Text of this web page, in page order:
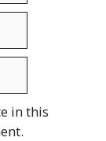
in this